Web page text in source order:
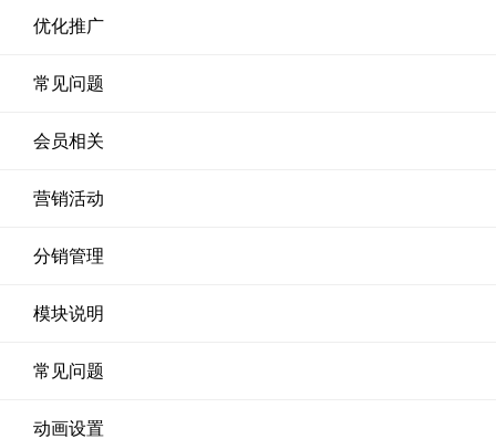
优化推广
常见问题
会员相关
营销活动
分销管理
模块说明
常见问题
动画设置